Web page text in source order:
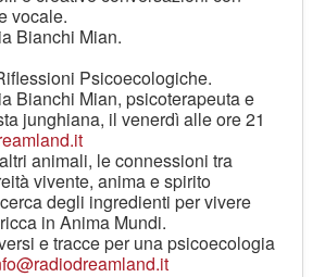
vocale.
Bianchi Mian.
Psicoecologiche.
Bianchi Mian, psicoterapeuta e
junghiana, il venerdì alle ore 21
animali, le connessioni tra
vivente, anima e spirito
degli ingredienti per vivere
in Anima Mundi.
e tracce per una psicoecologia